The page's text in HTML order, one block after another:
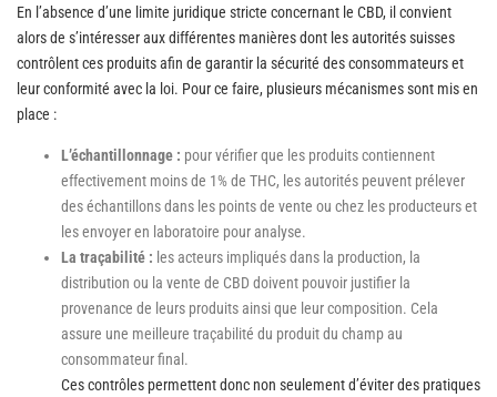
En l’absence d’une limite juridique stricte concernant le CBD, il convient
alors de s’intéresser aux différentes manières dont les autorités suisses
contrôlent ces produits afin de garantir la sécurité des consommateurs et
leur conformité avec la loi. Pour ce faire, plusieurs mécanismes sont mis en
place :
L’échantillonnage : pour vérifier que les produits contiennent
effectivement moins de 1% de THC, les autorités peuvent prélever
des échantillons dans les points de vente ou chez les producteurs et
les envoyer en laboratoire pour analyse.
La traçabilité : les acteurs impliqués dans la production, la
distribution ou la vente de CBD doivent pouvoir justifier la
provenance de leurs produits ainsi que leur composition. Cela
assure une meilleure traçabilité du produit du champ au
consommateur final.
Ces contrôles permettent donc non seulement d’éviter des pratiques